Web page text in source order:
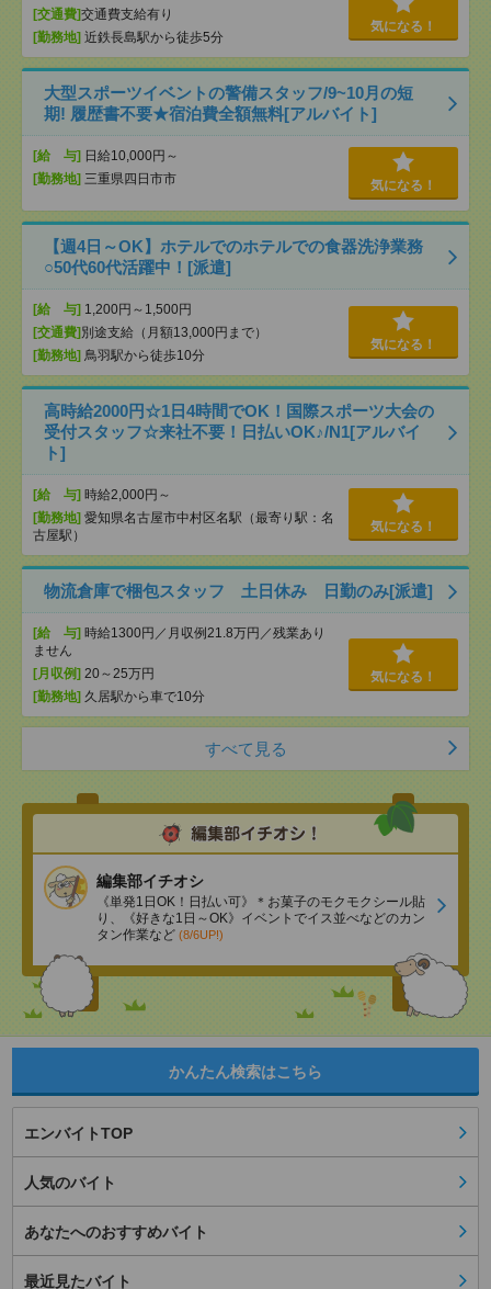
[交通費]交通費支給有り
[勤務地] 近鉄長島駅から徒歩5分
気になる！
大型スポーツイベントの警備スタッフ/9~10月の短
期! 履歴書不要★宿泊費全額無料[アルバイト]
[給 与] 日給10,000円～
[勤務地] 三重県四日市市 気になる！
【週4日～OK】ホテルでのホテルでの食器洗浄業務
○50代60代活躍中！[派遣]
[給 与] 1,200円～1,500円
[交通費] 別途支給（月額13,000円まで）
[勤務地] 鳥羽駅から徒歩10分
気になる！
高時給2000円☆1日4時間でOK！国際スポーツ大会の
受付スタッフ☆来社不要！日払いOK♪/N1[アルバイ
ト]
[給 与] 時給2,000円～
[勤務地] 愛知県名古屋市中村区名駅（最寄り駅：名
古屋駅）
気になる！
物流倉庫で梱包スタッフ 土日休み 日勤のみ[派遣]
[給 与] 時給1300円／月収例21.8万円／残業あり
ません
[月収例] 20～25万円
[勤務地] 久居駅から車で10分
気になる！
すべて見る
編集部イチオシ
《単発1日OK！日払い可》＊お菓子のモクモクシール貼
り、《好きな1日～OK》イベントでイス並べなどのカン
タン作業など (8/6UP!)
かんたん検索はこちら
エンバイトTOP
人気のバイト
あなたへのおすすめバイト
最近見たバイト